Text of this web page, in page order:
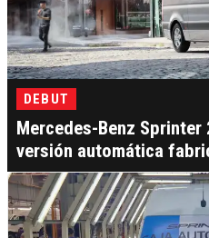
DEBUT
Mercedes-Benz Sprinter
versión automática